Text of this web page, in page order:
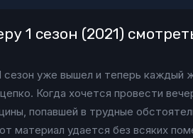
1 сезон (2021)
сезон уже вышел и теперь
Когда хочется провести
попавшей в трудные
материал удается без всяких